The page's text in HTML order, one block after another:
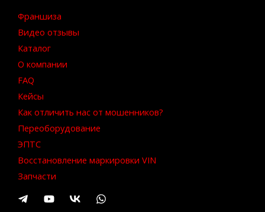
Франшиза
Видео отзывы
Каталог
О компании
FAQ
Кейсы
Как отличить нас от мошенников?
Переоборудование
ЭПТС
Восстановление маркировки VIN
Запчасти